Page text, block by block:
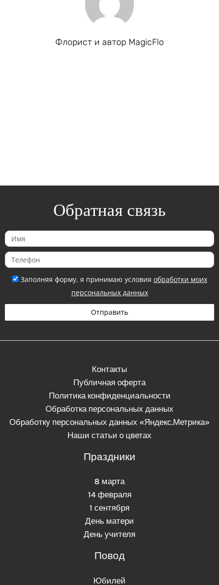
Флорист и автор MagicFlo
Обратная связь
И
м
я
Т
е
о
Заполняя форму, я принимаю условия обработки моих
персональных данных
Отправить
Контакты
Публичная оферта
Политика конфиденциальности
Обработка персональных данных
Обработку персональных данных «Яндекс.Метрика»
Наши статьи о цветах
Праздники
8 марта
14 февраля
1 сентября
День матери
День учителя
Повод
Юбилей